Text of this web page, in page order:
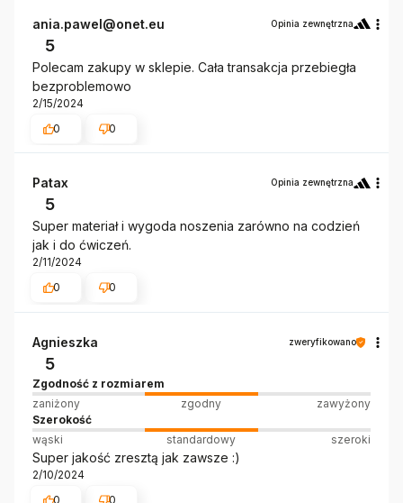
ania.pawel@onet.eu Opinia zewnętrzna
5
Polecam zakupy w sklepie. Cała transakcja przebiegła
bezproblemowo
2/15/2024
0
0
Patax Opinia zewnętrzna
5
Super materiał i wygoda noszenia zarówno na codzień
jak i do ćwiczeń.
2/11/2024
0
0
Agnieszka zweryfikowano
5
Zgodność z rozmiarem
zaniżony
zgodny
zawyżony
Szerokość
wąski
standardowy szeroki
Super jakość zresztą jak zawsze :)
2/10/2024
0
0